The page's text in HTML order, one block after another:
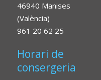
46940 Manises
(València)
961 20 62 25
Horari de
consergeria